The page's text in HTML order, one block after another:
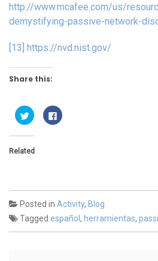
http://www.mcafee.com/us/
demystifying-passive-network-
[13] https://nvd.nist.gov/
Share this:
Click
to
share
on
(Opens
in
Click
to
Related
Posted in Activity, Blog
Tagged español , herramientas,